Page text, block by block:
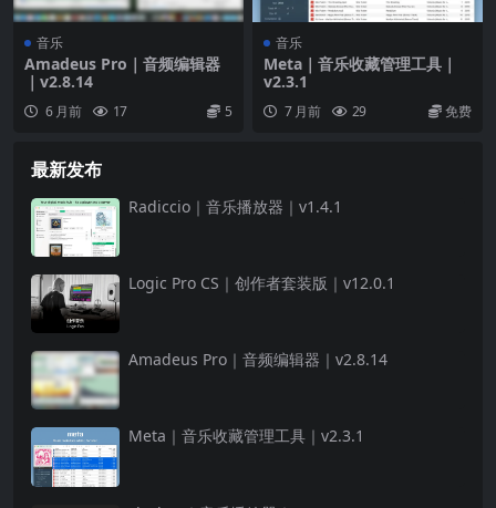
音乐
Amadeus Pro｜音频编辑器
｜v2.8.14
6 月前 17 5
音乐
Meta｜音乐收藏管理工具｜
v2.3.1
7 月前 29 免费
最新发布
Radiccio｜音乐播放器｜v1.4.1
Logic Pro CS｜创作者套装版｜v12.0.1
Amadeus Pro｜音频编辑器｜v2.8.14
Meta｜音乐收藏管理工具｜v2.3.1